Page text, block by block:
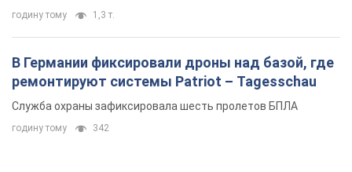
годину тому 1,3 т.
В Германии фиксировали дроны над базой, где
ремонтируют системы Patriot – Tagesschau
Служба охраны зафиксировала шесть пролетов БПЛА
годину тому 342